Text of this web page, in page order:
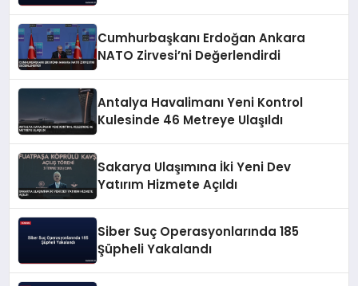
Cumhurbaşkanı Erdoğan Ankara
NATO Zirvesi’ni Değerlendirdi
Antalya Havalimanı Yeni Kontrol
Kulesinde 46 Metreye Ulaşıldı
Sakarya Ulaşımına İki Yeni Dev
Yatırım Hizmete Açıldı
Siber Suç Operasyonlarında 185
Şüpheli Yakalandı